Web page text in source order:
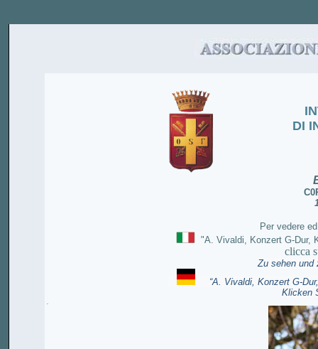
DI
Per vedere
"A. Vivaldi, Konzert G-Dur,
clicca
Zu sehen und
“A. Vivaldi, Konzert G-Dur,
Klicken